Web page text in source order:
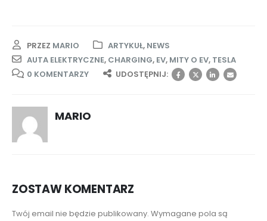
PRZEZ MARIO ARTYKUŁ, NEWS
AUTA ELEKTRYCZNE, CHARGING, EV, MITY O EV, TESLA
0 KOMENTARZY
UDOSTĘPNIJ:
MARIO
ZOSTAW KOMENTARZ
Twój email nie będzie publikowany. Wymagane pola są